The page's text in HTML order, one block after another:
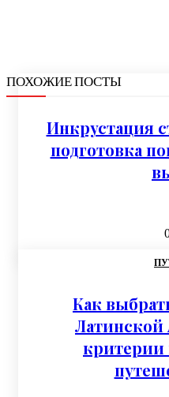
ПОХОЖИЕ ПОСТЫ
Инкрустация
подготовка
Как
критерии